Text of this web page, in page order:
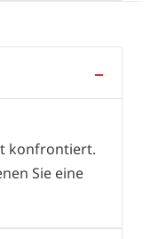
konfrontiert.
Sie eine